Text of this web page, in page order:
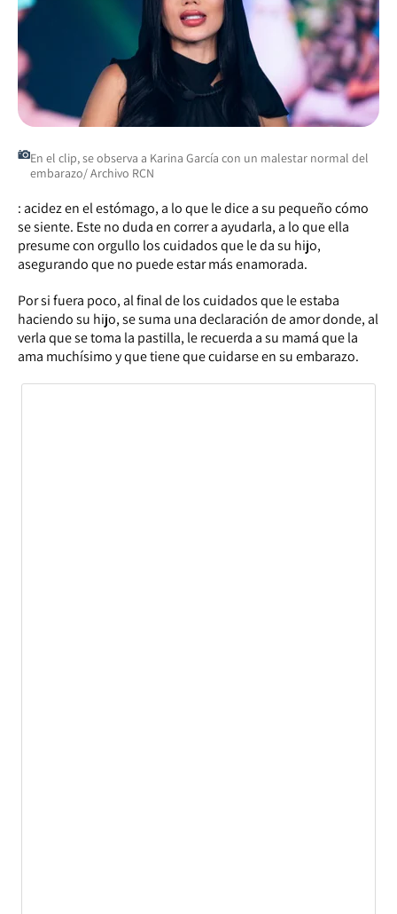
En el clip, se observa a Karina García con un malestar normal del
embarazo/ Archivo RCN
: acidez en el estómago, a lo que le dice a su pequeño cómo
se siente. Este no duda en correr a ayudarla, a lo que ella
presume con orgullo los cuidados que le da su hijo,
asegurando que no puede estar más enamorada.
Por si fuera poco, al final de los cuidados que le estaba
haciendo su hijo, se suma una declaración de amor donde, al
verla que se toma la pastilla, le recuerda a su mamá que la
ama muchísimo y que tiene que cuidarse en su embarazo.